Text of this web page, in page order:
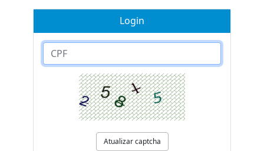
Login
Atualizar captcha